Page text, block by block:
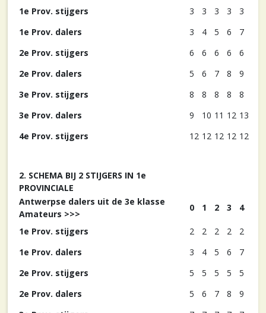
1e Prov. stijgers 3 3 3 3
3
1e Prov. dalers
3 4 5 6
7
2e Prov. stijgers
6 6 6 6
6
2e Prov. dalers
5 6 7 8
9
3e Prov. stijgers
8 8 8 8
8
3e Prov. dalers
9 10 11 12 13
4e Prov. stijgers
12 12 12 12 12
2. SCHEMA BIJ 2 STIJGERS IN 1e
PROVINCIALE
Antwerpse dalers uit de 3e klasse
Amateurs >>>
0 1 2 3 4
1e Prov. stijgers 2 2 2 2
2
1e Prov. dalers
3 4 5 6
7
2e Prov. stijgers
5 5 5 5
5
2e Prov. dalers
5 6 7 8
9